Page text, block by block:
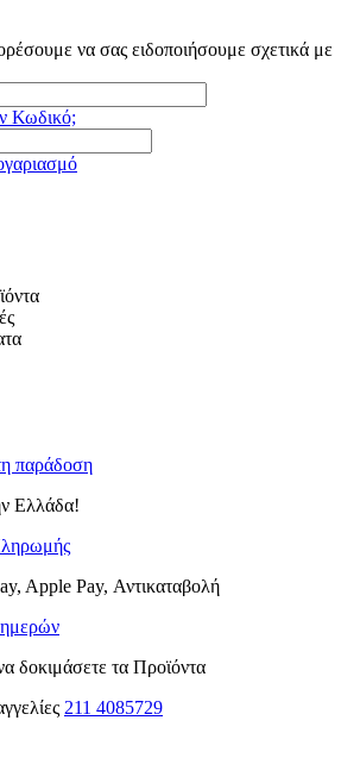
να σας ειδοποιήσουμε σχετικά με
Κωδικό;
παράδοση
Ελλάδα!
Apple Pay, Αντικαταβολή
ημερών
δοκιμάσετε τα Προϊόντα
211 4085729